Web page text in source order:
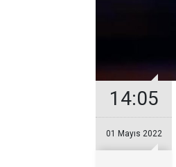
14:05
01 Mayıs 2022